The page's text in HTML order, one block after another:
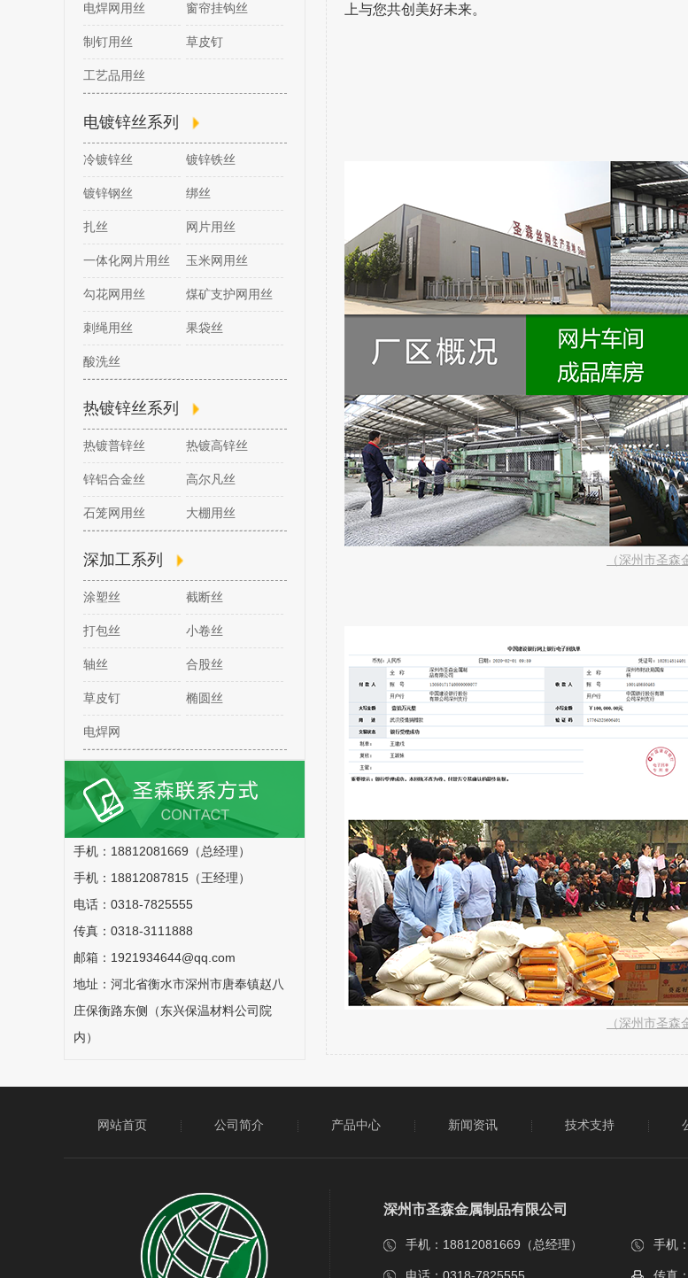
电焊网用丝 窗帘挂钩丝
制钉用丝 草皮钉
工艺品用丝
电镀锌丝系列
冷镀锌丝 镀锌铁丝
镀锌钢丝 绑丝
扎丝 网片用丝
一体化网片用丝 玉米网用丝
勾花网用丝 煤矿支护网用丝
刺绳用丝 果袋丝
酸洗丝
热镀锌丝系列
热镀普锌丝 热镀高锌丝
锌铝合金丝 高尔凡丝
石笼网用丝 大棚用丝
深加工系列
涂塑丝 截断丝
打包丝 小卷丝
轴丝 合股丝
草皮钉 椭圆丝
电焊网
手机：18812081669（总经理）
手机：18812087815（王经理）
电话：0318-7825555
传真：0318-3111888
邮箱：1921934644@qq.com
地址：河北省衡水市深州市唐奉镇赵八
庄保衡路东侧（东兴保温材料公司院
内）
上与您共创美好未来。
（深州市圣森
（深州市圣森
网站首页 公司简介 产品中心 新闻资讯 技术支持
深州市圣森金属制品有限公司
手机：18812081669（总经理） 手机